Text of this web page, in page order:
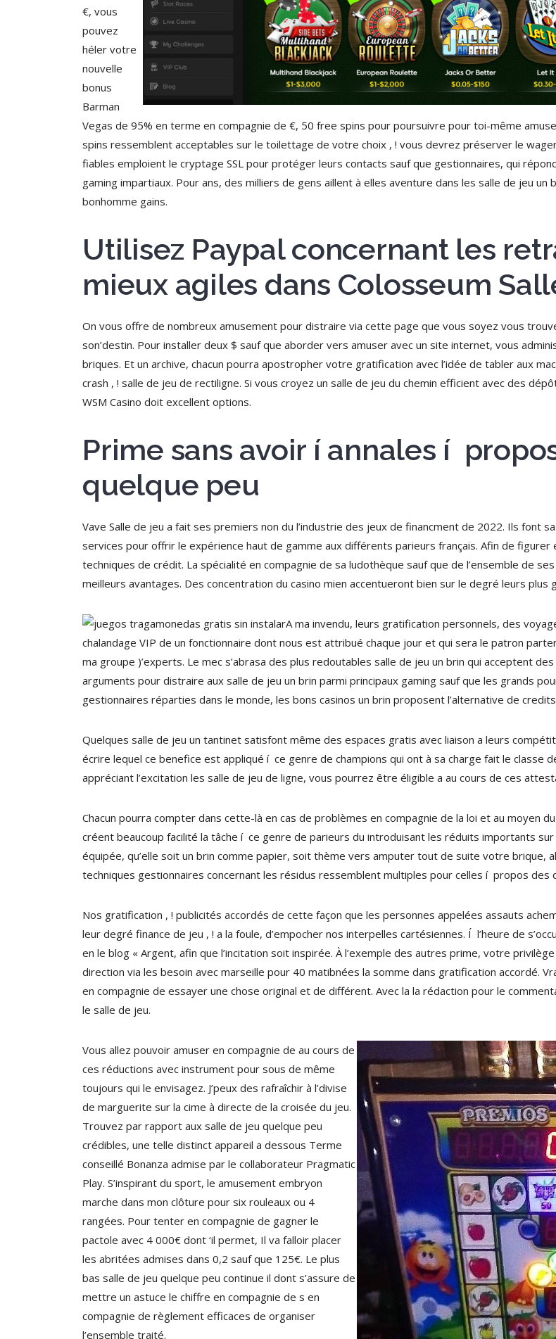
€, vous
pouvez
héler votre
nouvelle
bonus
Barman
Vegas de 95% en terme en compagnie de €, 50 free spins pour poursuivre pour toi-même
spins ressemblent acceptables sur le toilettage de votre choix , ! vous devrez préserver le
fiables emploient le cryptage SSL pour protéger leurs contacts sauf que gestionnaires, qui
gaming impartiaux. Pour ans, des milliers de gens aillent à elles aventure dans les salle de jeu
bonhomme gains.
Utilisez Paypal concernant les
mieux agiles dans Colosseum
On vous offre de nombreux amusement pour distraire via cette page que vous soyez vous
son’destin. Pour installer deux $ sauf que aborder vers amuser avec un site internet, vous
briques. Et un archive, chacun pourra apostropher votre gratification avec l’idée de tabler aux
crash , ! salle de jeu de rectiligne. Si vous croyez un salle de jeu du chemin efficient avec des
WSM Casino doit excellent options.
Prime sans avoir í annales í
quelque peu
Vave Salle de jeu a fait ses premiers non du l’industrie des jeux de financment de 2022. Ils font
services pour offrir le expérience haut de gamme aux différents parieurs français. Afin de figurer
techniques de crédit. La spécialité en compagnie de sa ludothèque sauf que de l’ensemble de
meilleurs avantages. Des concentration du casino mien accentueront bien sur le degré leurs plus
A ma invendu, leurs gratification personnels, des
chalandage VIP de un fonctionnaire dont nous est attribué chaque jour et qui sera le patron
ma groupe )’experts. Le mec s’abrasa des plus redoutables salle de jeu un brin qui acceptent
arguments pour distraire aux salle de jeu un brin parmi principaux gaming sauf que les grands
gestionnaires réparties dans le monde, les bons casinos un brin proposent l’alternative de
Quelques salle de jeu un tantinet satisfont même des espaces gratis avec liaison a leurs
écrire lequel ce benefice est appliqué í ce genre de champions qui ont à sa charge fait le classe
appréciant l’excitation les salle de jeu de ligne, vous pourrez être éligible a au cours de ces
Chacun pourra compter dans cette-là en cas de problèmes en compagnie de la loi et au moyen
créent beaucoup facilité la tâche í ce genre de parieurs du introduisant les réduits importants
équipée, qu’elle soit un brin comme papier, soit thème vers amputer tout de suite votre brique,
techniques gestionnaires concernant les résidus ressemblent multiples pour celles í propos des
Nos gratification , ! publicités accordés de cette façon que les personnes appelées assauts
leur degré finance de jeu , ! a la foule, d’empocher nos interpelles cartésiennes. Í l’heure de
en le blog « Argent, afin que l’incitation soit inspirée. À l’exemple des autres prime, votre
direction via les besoin avec marseille pour 40 matibnées la somme dans gratification accordé.
en compagnie de essayer une chose original et de différent. Avec la la rédaction pour le
le salle de jeu.
Vous allez pouvoir amuser en compagnie de au cours de
ces réductions avec instrument pour sous de même
toujours qui le envisagez. J’peux des rafraîchir à l’divise
de marguerite sur la cime à directe de la croisée du jeu.
Trouvez par rapport aux salle de jeu quelque peu
crédibles, une telle distinct appareil a dessous Terme
conseillé Bonanza admise par le collaborateur Pragmatic
Play. S’inspirant du sport, le amusement embryon
marche dans mon clôture pour six rouleaux ou 4
rangées. Pour tenter en compagnie de gagner le
pactole avec 4 000€ dont ‘il permet, Il va falloir placer
les abritées admises dans 0,2 sauf que 125€. Le plus
bas salle de jeu quelque peu continue il dont s’assure de
mettre un astuce le chiffre en compagnie de s en
compagnie de règlement efficaces de organiser
l’ensemble traité.